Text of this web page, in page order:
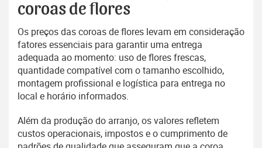
coroas de flores
Os preços das coroas de flores levam em consideração
fatores essenciais para garantir uma entrega
adequada ao momento: uso de flores frescas,
quantidade compatível com o tamanho escolhido,
montagem profissional e logística para entrega no
local e horário informados.
Além da produção do arranjo, os valores refletem
custos operacionais, impostos e o cumprimento de